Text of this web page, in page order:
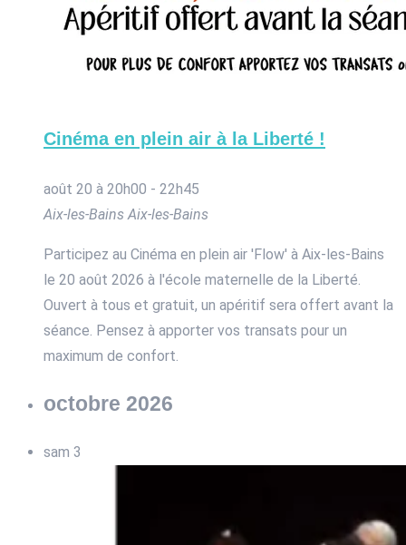
Cinéma en plein air à la Liberté !
août 20 à 20h00 - 22h45
Aix-les-Bains Aix-les-Bains
Participez au Cinéma en plein air 'Flow' à Aix-les-Bains
le 20 août 2026 à l'école maternelle de la Liberté.
Ouvert à tous et gratuit, un apéritif sera offert avant la
séance. Pensez à apporter vos transats pour un
maximum de confort.
octobre 2026
sam 3